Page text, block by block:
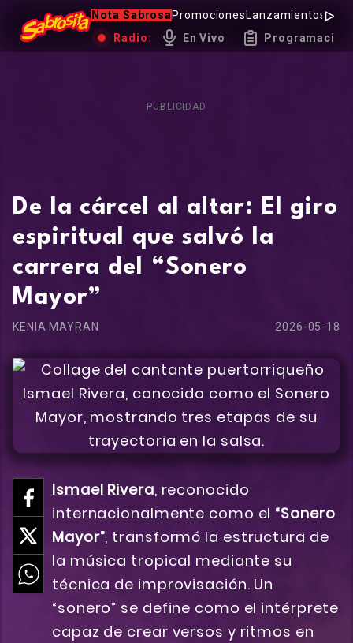
Nota Sabrosa Promociones LanzamientosHot
Radio:
En Vivo Programación
PUBLICIDAD
De la cárcel al altar: El giro
espiritual que salvó la
carrera del “Sonero
Mayor”
KENIA MAYRAN 2026-05-18
Ismael Rivera, reconocido
internacionalmente como el “Sonero
Mayor”, transformó la estructura de
la música tropical mediante su
técnica de improvisación. Un
“sonero” se define como el intérprete
capaz de crear versos y ritmos en